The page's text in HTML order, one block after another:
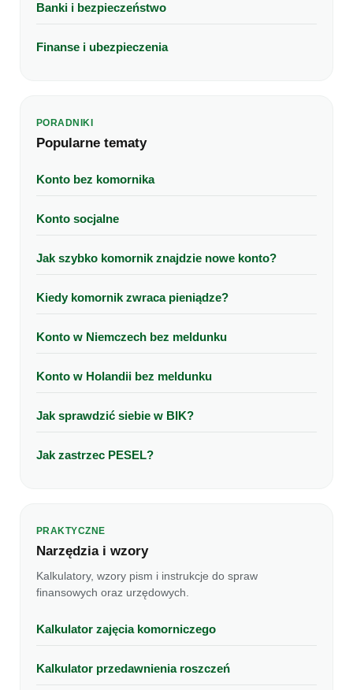
Banki i bezpieczeństwo
Finanse i ubezpieczenia
PORADNIKI
Popularne tematy
Konto bez komornika
Konto socjalne
Jak szybko komornik znajdzie nowe konto?
Kiedy komornik zwraca pieniądze?
Konto w Niemczech bez meldunku
Konto w Holandii bez meldunku
Jak sprawdzić siebie w BIK?
Jak zastrzec PESEL?
PRAKTYCZNE
Narzędzia i wzory
Kalkulatory, wzory pism i instrukcje do spraw
finansowych oraz urzędowych.
Kalkulator zajęcia komorniczego
Kalkulator przedawnienia roszczeń